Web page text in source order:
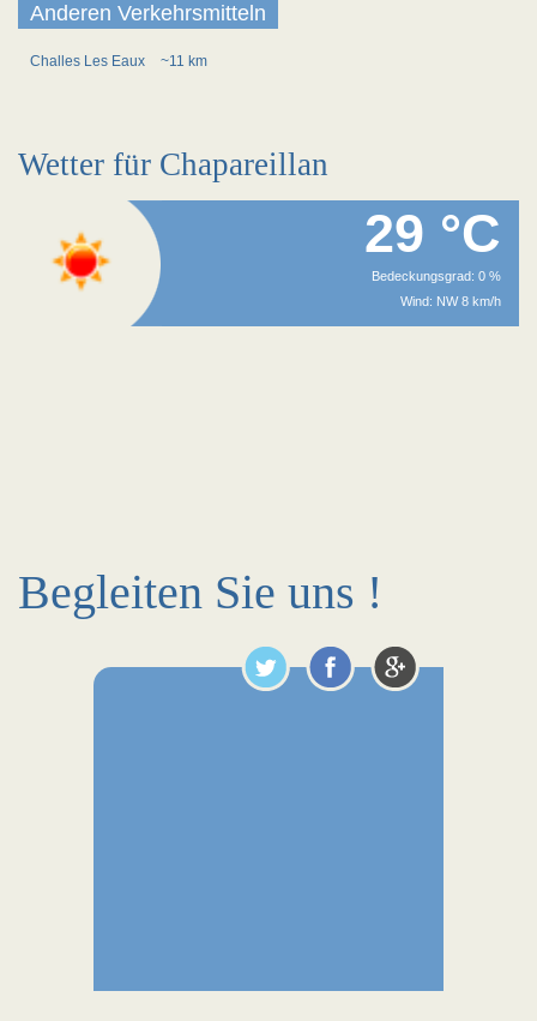
Anderen Verkehrsmitteln
Challes Les Eaux ~11 km
Wetter für Chapareillan
29 °C
Bedeckungsgrad: 0 %
Wind: NW 8 km/h
Begleiten Sie uns !